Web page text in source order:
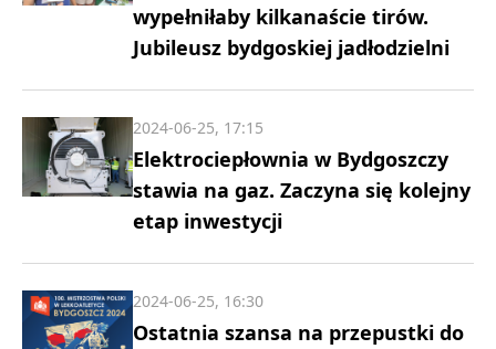
wypełniłaby kilkanaście tirów.
Jubileusz bydgoskiej jadłodzielni
Elektrociepłownia w Bydgoszczy
stawia na gaz. Zaczyna się kolejny
etap inwestycji
2024-06-25, 17:15
Ostatnia szansa na przepustki do
2024-06-25, 16:30